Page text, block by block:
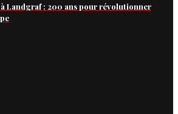
à Landgraf : 200 ans pour révolutionner